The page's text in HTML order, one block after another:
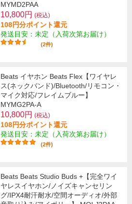
MYMD2PAA
10,800円 (税込)
108円分ポイント還元
発送目安：未定（入荷次第お届け）
(2件)
Beats イヤホン Beats Flex【ワイヤレ
ス(ネックバンド)/Bluetooth/リモコン・
マイク対応/フレイムブルー】
MYMG2PA-A
10,800円 (税込)
108円分ポイント還元
発送目安：未定（入荷次第お届け）
(2件)
Beats Beats Studio Buds +【完全ワイ
ヤレスイヤホン/ノイズキャンセリン
グ/IPX4耐汗耐水/空間オーディオ/外部